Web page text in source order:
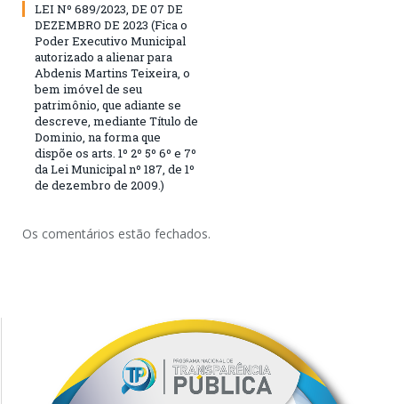
LEI Nº 689/2023, DE 07 DE
DEZEMBRO DE 2023 (Fica o
Poder Executivo Municipal
autorizado a alienar para
Abdenis Martins Teixeira, o
bem imóvel de seu
patrimônio, que adiante se
descreve, mediante Título de
Dominio, na forma que
dispõe os arts. 1º 2º 5º 6º e 7º
da Lei Municipal nº 187, de 1º
de dezembro de 2009.)
Os comentários estão fechados.